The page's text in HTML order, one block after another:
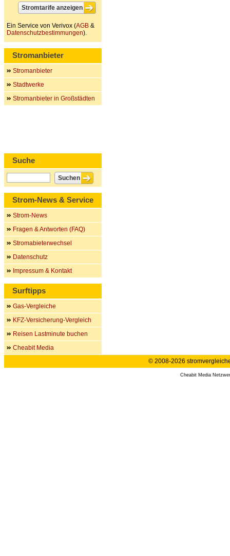
Ein Service von Verivox (AGB &
Datenschutzbestimmungen).
Stromanbieter
Stromanbieter
Stadtwerke
Stromanbieter in Großstädten
Suche
Strom-News & Service
Strom-News
Fragen & Antworten (FAQ)
Stromabieterwechsel
Datenschutz
Impressum & Kontakt
Surftipps
Gas-Vergleiche
KFZ-Versicherung-Vergleich
Reisen Lastminute buchen
Cheabit Media
© 2008-2026
Cheabit Media